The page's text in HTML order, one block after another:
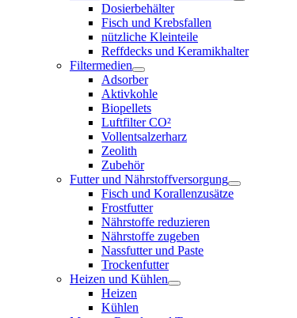
Dosierbehälter
Fisch und Krebsfallen
nützliche Kleinteile
Reffdecks und Keramikhalter
Filtermedien
Adsorber
Aktivkohle
Biopellets
Luftfilter CO²
Vollentsalzerharz
Zeolith
Zubehör
Futter und Nährstoffversorgung
Fisch und Korallenzusätze
Frostfutter
Nährstoffe reduzieren
Nährstoffe zugeben
Nassfutter und Paste
Trockenfutter
Heizen und Kühlen
Heizen
Kühlen